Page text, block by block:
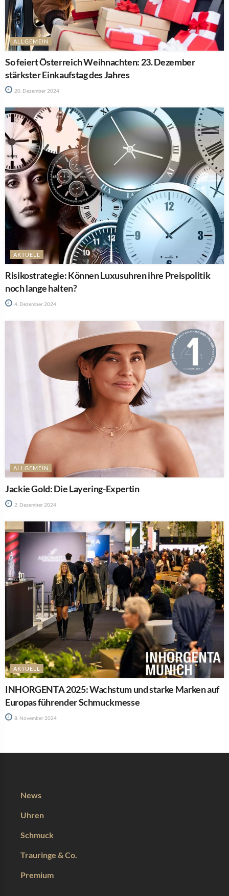
ALLGEMEIN
So feiert Österreich Weihnachten: 23. Dezember
stärkster Einkaufstag des Jahres
20. Dezember 2024
AKTUELL
Risikostrategie: Können Luxusuhren ihre Preispolitik
noch lange halten?
4. Dezember 2024
ALLGEMEIN
Jackie Gold: Die Layering-Expertin
2. Dezember 2024
AKTUELL
INHORGENTA 2025: Wachstum und starke Marken auf
Europas führender Schmuckmesse
8. November 2024
News
Uhren
Schmuck
Trauringe & Co.
Premium